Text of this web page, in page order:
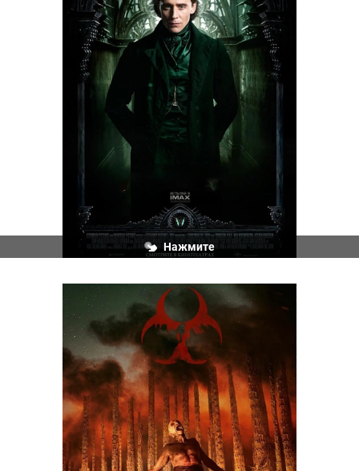
Нажмите